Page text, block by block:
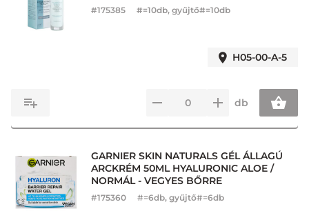
#175385 #=10db, gyűjtő#=10db
H05-00-A-5
db
GARNIER SKIN NATURALS GÉL ÁLLAGÚ
ARCKRÉM 50ML HYALURONIC ALOE /
NORMÁL - VEGYES BŐRRE
#175360 #=6db, gyűjtő#=6db